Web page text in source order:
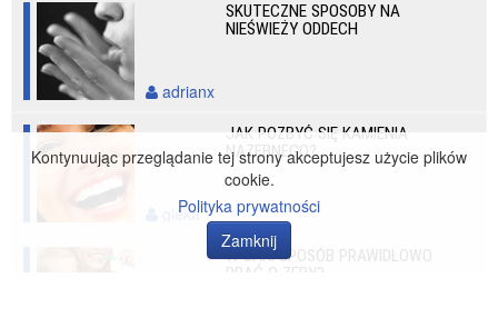
SKUTECZNE SPOSOBY NA
NIEŚWIEŻY ODDECH
adrianx
JAK POZBYĆ SIĘ KAMIENIA
NAZĘBNEGO?
gieka
W JAKI SPOSÓB PRAWIDŁOWO
DBAĆ O ZĘBY?
Kontynuując przeglądanie tej strony akceptujesz użycie plików
cookie.
Polityka prywatności
Zamknij